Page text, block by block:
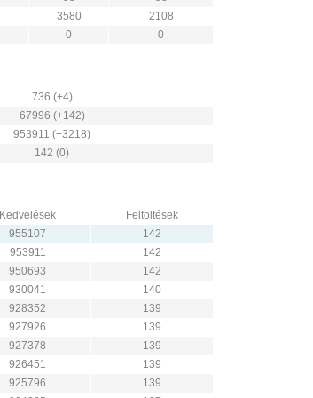
3580
2108
0 0
736 (+4)
67996 (+142)
953911 (+3218)
142 (0)
Kedvelések
Feltöltések
955107
142
953911
142
950693
142
930041
140
928352
139
927926
139
927378
139
926451
139
925796
139